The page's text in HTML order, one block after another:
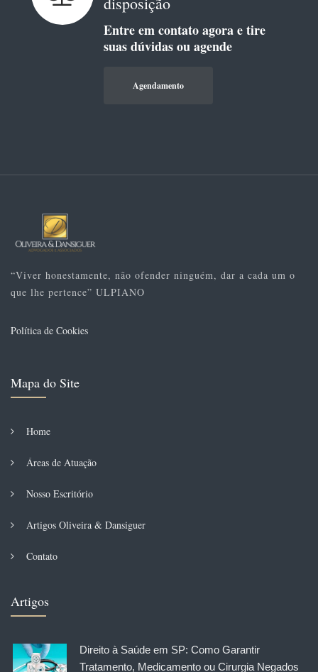
Entre em contato agora e tire
suas dúvidas ou agende
Agendamento
“Viver honestamente, não ofender ninguém, dar a cada um o
que lhe pertence” ULPIANO
Política de Cookies
Mapa do Site
Home
Áreas de Atuação
Nosso Escritório
Artigos Oliveira & Dansiguer
Contato
Artigos
Direito à Saúde em SP: Como Garantir
Tratamento, Medicamento ou Cirurgia Negados